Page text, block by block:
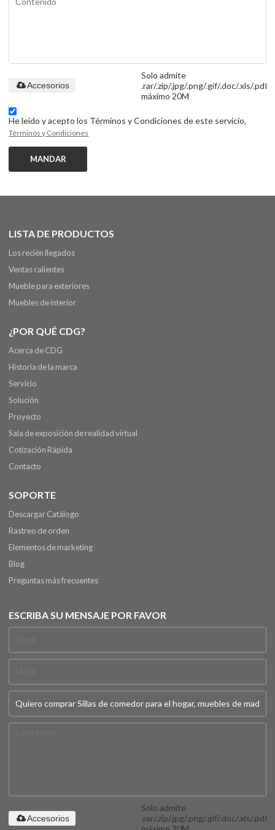
Solo admite
.rar/.zip/.jpg/.png/.gif/.doc/.xls/.pdf,
máximo 20M
Accesorios
He leido y acepto los Términos y Condiciones de este servicio,
Términos y Condiciones
MANDAR
LISTA DE PRODUCTOS
Los recién llegados
Ventas calientes
Mueble para exteriores
Muebles de interior
¿POR QUÉ CDG?
Acerca de CDG
Historia de la marca
Servicio
Solución
Proyecto
Sala de exposición de realidad virtual
Cotización Rápida
Contacto
SOPORTE
Descargar Catálogo
Rastreo de orden
Elementos de marketing
Blog
Preguntas más frecuentes
ESCRIBA SU MENSAJE POR FAVOR
Solo admite
.rar/.zip/.jpg/.png/.gif/.doc/.xls/.pdf,
Accesorios